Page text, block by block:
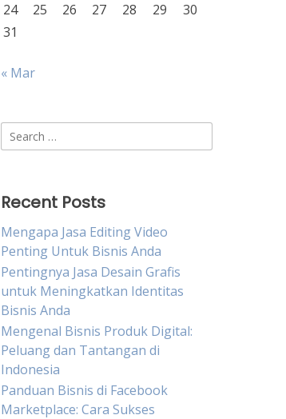
24
25 26 27 28 29
30
31
« Mar
Search
for:
Recent Posts
Mengapa Jasa Editing Video
Penting Untuk Bisnis Anda
Pentingnya Jasa Desain Grafis
untuk Meningkatkan Identitas
Bisnis Anda
Mengenal Bisnis Produk Digital:
Peluang dan Tantangan di
Indonesia
Panduan Bisnis di Facebook
Marketplace: Cara Sukses